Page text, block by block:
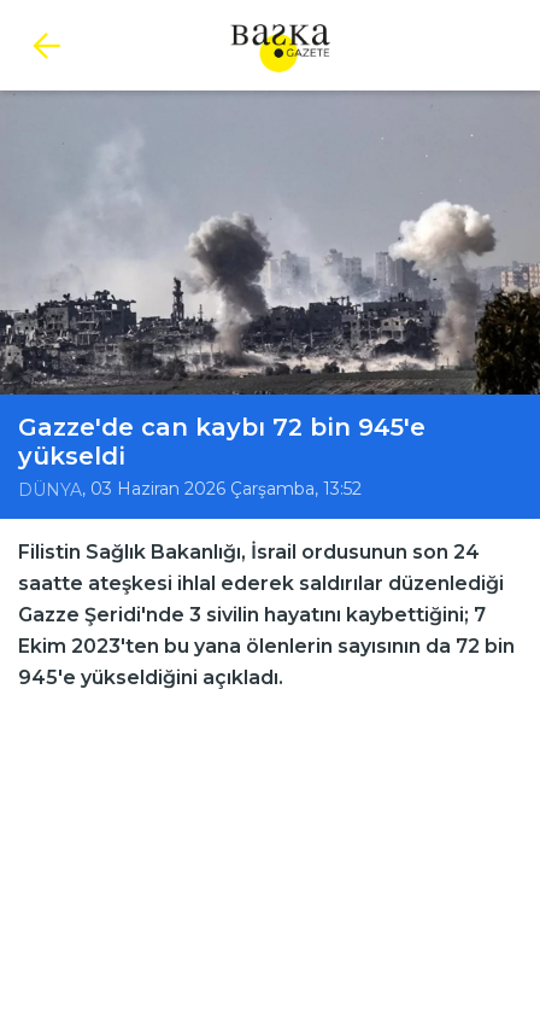
Gazze'de can kaybı 72 bin 945'e
yükseldi
DÜNYA, 03 Haziran 2026 Çarşamba, 13:52
Filistin Sağlık Bakanlığı, İsrail ordusunun son 24
saatte ateşkesi ihlal ederek saldırılar düzenlediği
Gazze Şeridi'nde 3 sivilin hayatını kaybettiğini; 7
Ekim 2023'ten bu yana ölenlerin sayısının da 72 bin
945'e yükseldiğini açıkladı.